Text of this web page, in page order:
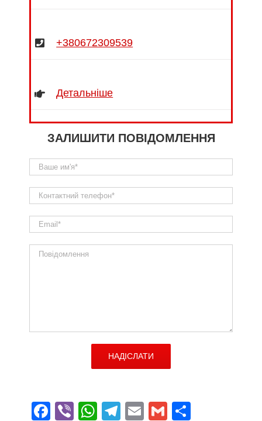
+380672309539
Детальніше
ЗАЛИШИТИ ПОВІДОМЛЕННЯ
Facebook
ViberWhatsApp
Telegram
EmailGmail